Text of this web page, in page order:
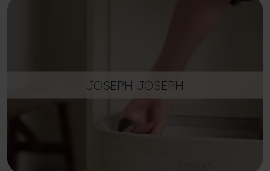
JOSEPH JOSEPH